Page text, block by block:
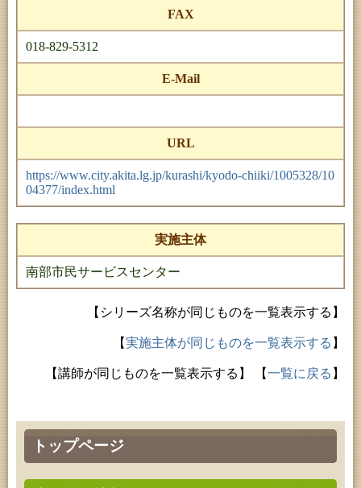
トップページ
FAX
018-829-5312
E-Mail
URL
https://www.city.akita.lg.jp/kurashi/kyodo-chiiki/1005328/10
04377/index.html
実施主体
南部市民サービスセンター
【シリーズ名称が同じものを一覧表示する】
【実施主体が同じものを一覧表示する 】
【講師が同じものを一覧表示する】 【一覧に戻る 】